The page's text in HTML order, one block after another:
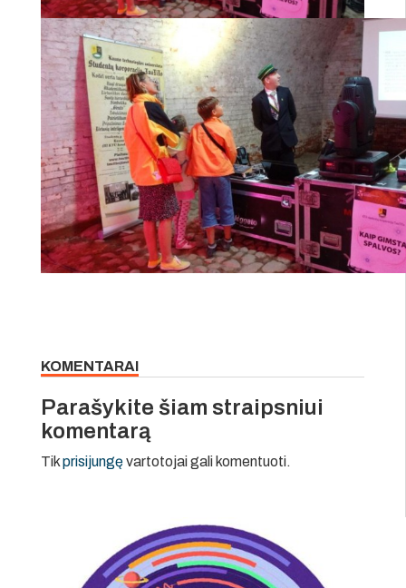
KOMENTARAI
Parašykite šiam straipsniui
komentarą
Tikprisijungęvartotojai gali komentuoti.